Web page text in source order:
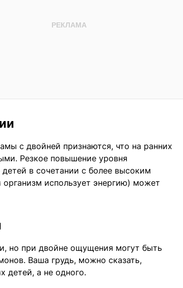
с двойней признаются, что на ранних
Резкое повышение уровня
в сочетании с более высоким
использует энергию) может
но при двойне ощущения могут быть
Ваша грудь, можно сказать,
детей, а не одного.